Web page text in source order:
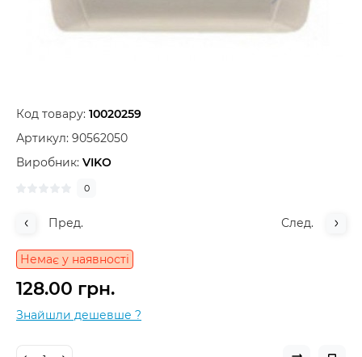
Код товару: 10020259
Артикул: 90562050
Виробник: VIKO
0
Пред. След.
Немає у наявності
128.00 грн.
Знайшли дешевше ?